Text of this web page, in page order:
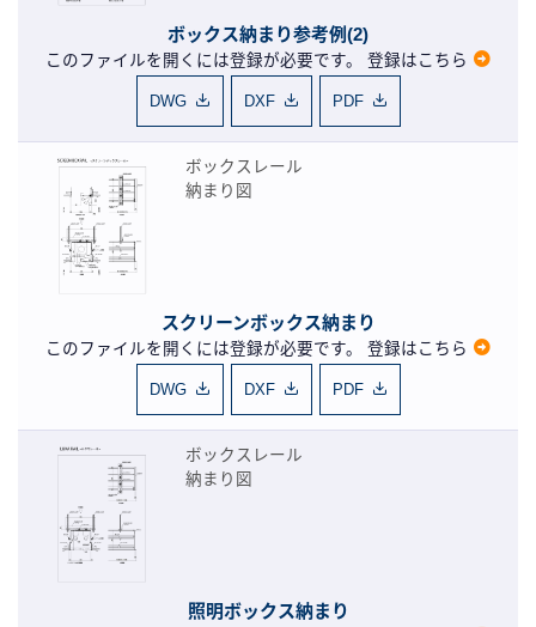
ボックス納まり参考例(2)
このファイルを開くには登録が必要です。登録はこちら
DWG DXF PDF
ボックスレール
納まり図
スクリーンボックス納まり
このファイルを開くには登録が必要です。登録はこちら
DWG DXF PDF
ボックスレール
納まり図
照明ボックス納まり